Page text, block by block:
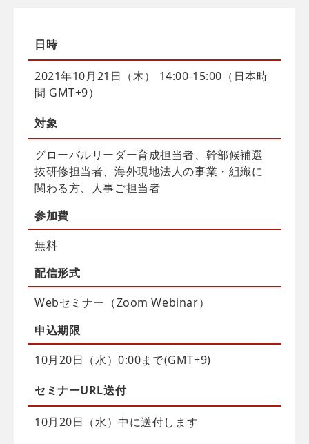
日時
2021年10月21日（木） 14:00-15:00（日本時
間 GMT+9）
対象
グローバルリーダー育成担当者、幹部候補選
抜研修担当者、海外現地法人の事業・組織に
関わる方、人事ご担当者
参加費
無料
配信形式
Webセミナー（Zoom Webinar）
申込期限
10月20日（水）0:00まで(GMT+9)
セミナーURL送付
10月20日（水）中に送付します